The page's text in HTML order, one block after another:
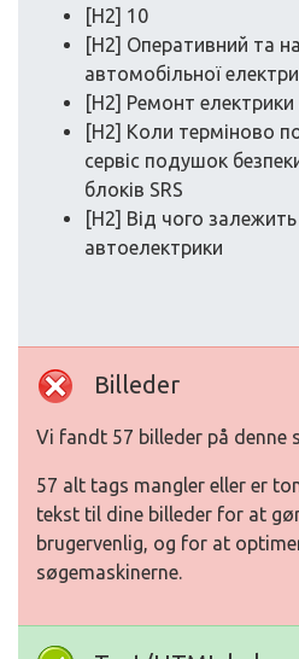
[H2] 10
[H2] Оперативний та
автомобільної
[H2] Ремонт електрики
[H2] Коли терміново
сервіс подушок
блоків SRS
[H2] Від чого залежить
автоелектрики
Billeder
Vi fandt 57 billeder på denne
57 alt tags mangler eller er
tekst til dine billeder for at
brugervenlig, og for at
søgemaskinerne.